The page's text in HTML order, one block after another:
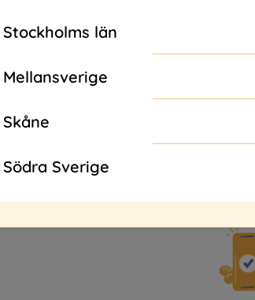
1 st. Smoothie
Stockholms län
Mellansverige
Skåne
Södra Sverige